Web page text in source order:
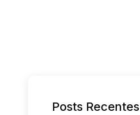
Posts Recentes